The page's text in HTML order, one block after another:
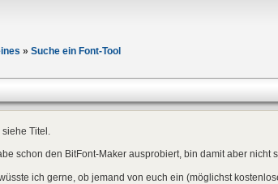
» Suche ein Font-Tool
siehe Titel.
schon den BitFont-Maker ausprobiert, bin damit aber nicht
ich gerne, ob jemand von euch ein (möglichst